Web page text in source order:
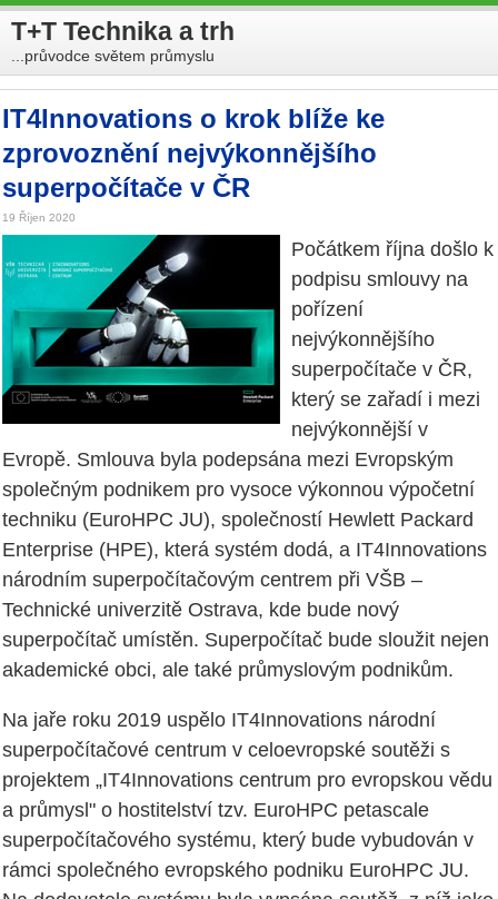
T+T Technika a trh
...průvodce světem průmyslu
IT4Innovations o krok blíže ke
zprovoznění nejvýkonnějšího
superpočítače v ČR
19 Říjen 2020
Počátkem října došlo k
podpisu smlouvy na
pořízení
nejvýkonnějšího
superpočítače v ČR,
který se zařadí i mezi
nejvýkonnější v
Evropě. Smlouva byla podepsána mezi Evropským
společným podnikem pro vysoce výkonnou výpočetní
techniku (EuroHPC JU), společností Hewlett Packard
Enterprise (HPE), která systém dodá, a IT4Innovations
národním superpočítačovým centrem při VŠB –
Technické univerzitě Ostrava, kde bude nový
superpočítač umístěn. Superpočítač bude sloužit nejen
akademické obci, ale také průmyslovým podnikům.
Na jaře roku 2019 uspělo IT4Innovations národní
superpočítačové centrum v celoevropské soutěži s
projektem „IT4Innovations centrum pro evropskou vědu
a průmysl" o hostitelství tzv. EuroHPC petascale
superpočítačového systému, který bude vybudován v
rámci společného evropského podniku EuroHPC JU.